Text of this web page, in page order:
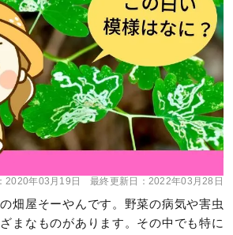
2020年03月19日 最終更新日： 2022年03月28日
畑屋そーやんです。野菜の病気や害虫
まなものがあります。その中でも特に